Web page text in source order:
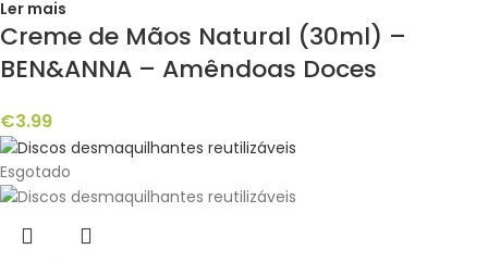
Ler mais
Creme de Mãos Natural (30ml) –
BEN&ANNA – Amêndoas Doces
€3.99
Esgotado